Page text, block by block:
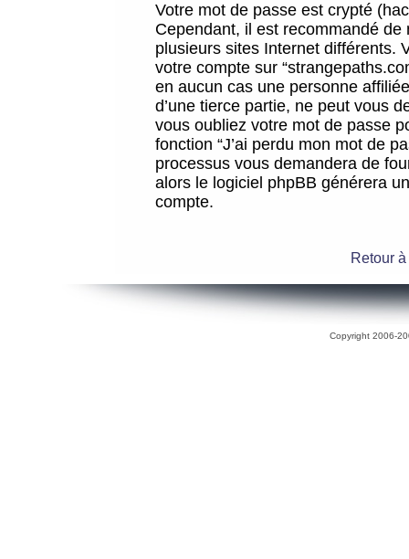
Votre mot de passe est crypté
Cependant, il est recommandé
plusieurs sites Internet différents.
votre compte sur
en aucun cas une personne
d’une tierce partie, ne peut vous
vous oubliez votre mot de passe
fonction “J’ai perdu mon mot de
processus vous demandera de
alors le logiciel phpBB générera
compte.
Retour
Copyright 2006-